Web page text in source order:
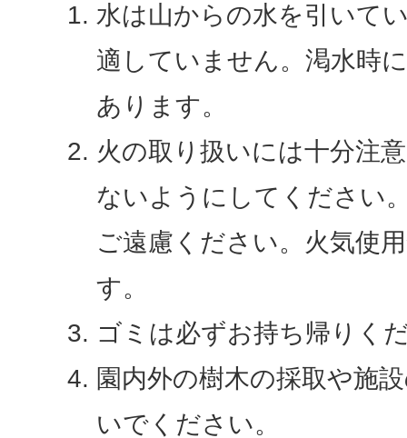
水は山からの水を引いて
適していません。渇水時
あります。
火の取り扱いには十分注
ないようにしてください
ご遠慮ください。火気使
す。
ゴミは必ずお持ち帰りく
園内外の樹木の採取や施
いでください。